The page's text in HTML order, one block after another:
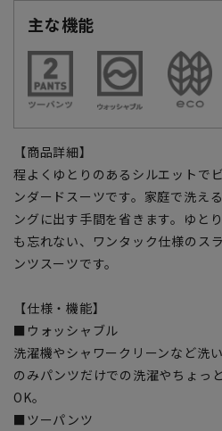
主な機能
【商品詳細】
程よくゆとりのあるシルエットで
ンダードスーツです。家庭で洗え
ングに出す手間を省きます。ゆと
も忘れない、ワンタック仕様のス
ンツスーツです。
【仕様・機能】
■ウォッシャブル
洗濯機やシャワークリーンなど洗
のみパンツだけでの洗濯やちょっ
OK。
■ツーパンツ